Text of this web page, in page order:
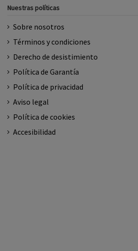
Nuestras políticas
Sobre nosotros
Términos y condiciones
Derecho de desistimiento
Política de Garantía
Política de privacidad
Aviso legal
Política de cookies
Accesibilidad